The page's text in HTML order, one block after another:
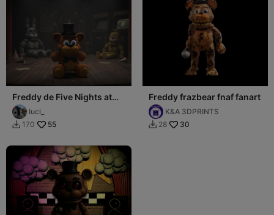
Freddy de Five Nights at
Freddy's
luci_
 170 55
Freddy frazbear fnaf fanart
K&A 3DPRINTS
 28 30